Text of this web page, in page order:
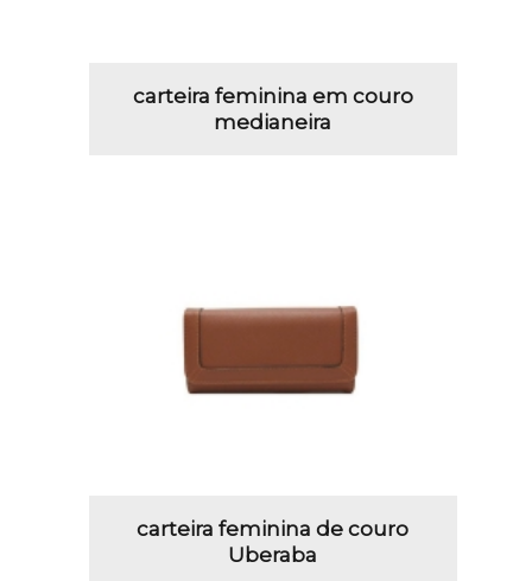
carteira feminina em couro
medianeira
carteira feminina de couro
Uberaba